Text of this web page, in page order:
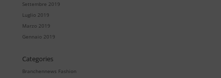
Settembre 2019
Luglio 2019
Marzo 2019
Gennaio 2019
Categories
Branchennews Fashion